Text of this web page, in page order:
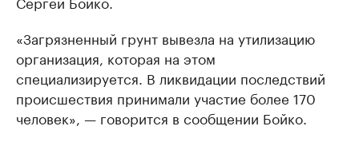
«Загрязненный грунт вывезла на утилизацию
организация, которая на этом
специализируется. В ликвидации последствий
происшествия принимали участие более 170
человек», — говорится в сообщении Бойко.